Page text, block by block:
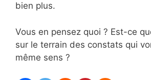
bien plus.
Vous en pensez quoi ? Est-ce
sur le terrain des constats qui
même sens ?